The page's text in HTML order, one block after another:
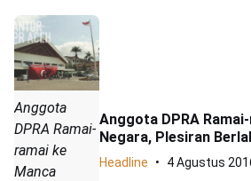
Anggota
DPRA Ramai-
ramai ke
Manca
Anggota DPRA
Negara, Plesiran
Headline 4 Agustus